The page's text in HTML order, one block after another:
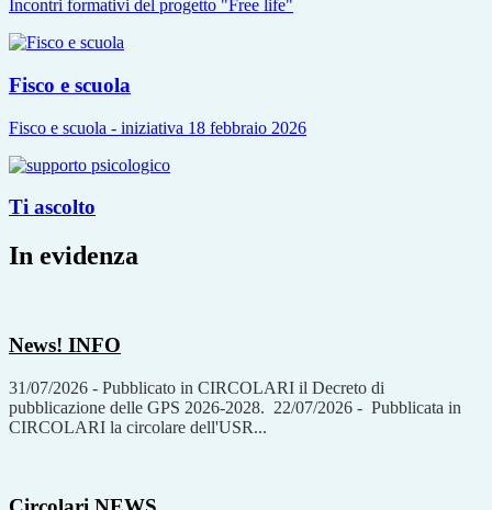
Incontri formativi del progetto "Free life"
Fisco e scuola
Fisco e scuola - iniziativa 18 febbraio 2026
Ti ascolto
In evidenza
News! INFO
31/07/2026 - Pubblicato in CIRCOLARI il Decreto di
pubblicazione delle GPS 2026-2028. 22/07/2026 - Pubblicata in
CIRCOLARI la circolare dell'USR...